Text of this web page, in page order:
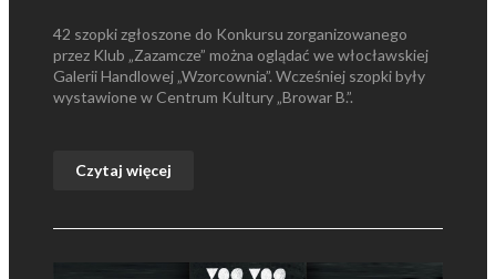
42 szopki zgłoszone do Konkursu zorganizowanego
przez Klub „Zazamcze” można oglądać we włocławskiej
Galerii Handlowej „Wzorcownia”. Wcześniej szopki były
wystawione w Centrum Kultury „Browar B.”.
Czytaj więcej